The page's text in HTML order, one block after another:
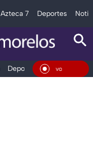
Azteca 7 Deportes
Deportes Espectáculos
En